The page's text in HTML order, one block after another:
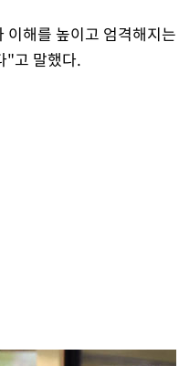
해를 높이고 엄격해지는
"고 말했다.